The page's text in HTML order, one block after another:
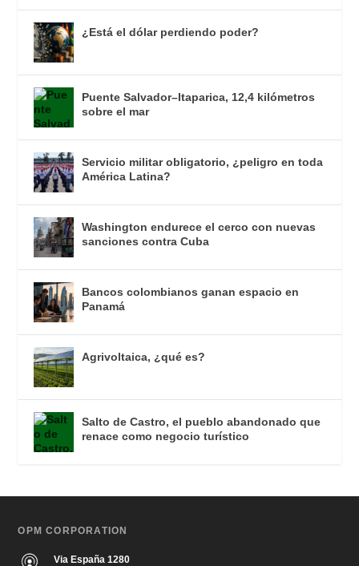
¿Está el dólar perdiendo poder?
Puente Salvador–Itaparica, 12,4 kilómetros
sobre el mar
Servicio militar obligatorio, ¿peligro en toda
América Latina?
Washington endurece el cerco con nuevas
sanciones contra Cuba
Bancos colombianos ganan espacio en
Panamá
Agrivoltaica, ¿qué es?
Salto de Castro, el pueblo abandonado que
renace como negocio turístico
OPM CORPORATION
Via España 1280